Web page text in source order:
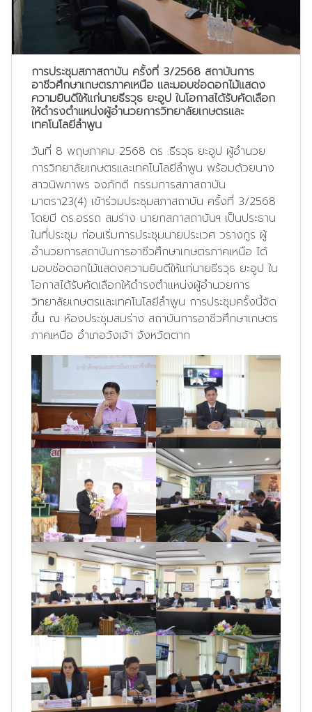
การประชุมสภาสถาบัน ครั้งที่ 3/2568 สถาบันการ
อาชีวศึกษาเกษตรภาคเหนือ และมอบช่อดอกไม้แสดง
ความยินดีให้แก่นายธีรวุธ ยะอูป ในโอกาสได้รับคัดเลือก
ให้ดำรงตำแหน่งผู้อำนวยการวิทยาลัยเกษตรและ
เทคโนโลยีลำพูน
วันที่ 8 พฤษภาคม 2568 ดร .ธีรวุธ ยะอูป ผู้อำนวย
การวิทยาลัยเกษตรและเทคโนโลยีลำพูน พร้อมด้วยนาง
สาวนิพภาพร จงภักดี กรรมการสภาสถาบัน
มาตรา23(4) เข้าร่วมประชุมสภาสถาบัน ครั้งที่ 3/2568
โดยมี ดร.อรรถ สมร่าง นายกสภาสถาบันฯ เป็นประธาน
ในที่ประชุม ก่อนเริ่มการประชุมนายประเวศ วรางกูร ผู้
อำนวยการสถาบันการอาชีวศึกษาเกษตรภาคเหนือ ได้
มอบช่อดอกไม้แสดงความยินดีให้แก่นายธีรวุธ ยะอูป ใน
โอกาสได้รับคัดเลือกให้ดำรงตำแหน่งผู้อำนวยการ
วิทยาลัยเกษตรและเทคโนโลยีลำพูน การประชุมครั้งนี้จัด
ขึ้น ณ ห้องประชุมสมร่าง สถาบันการอาชีวศึกษาเกษตร
ภาคเหนือ อำเภอวังเจ้า จังหวัดตาก